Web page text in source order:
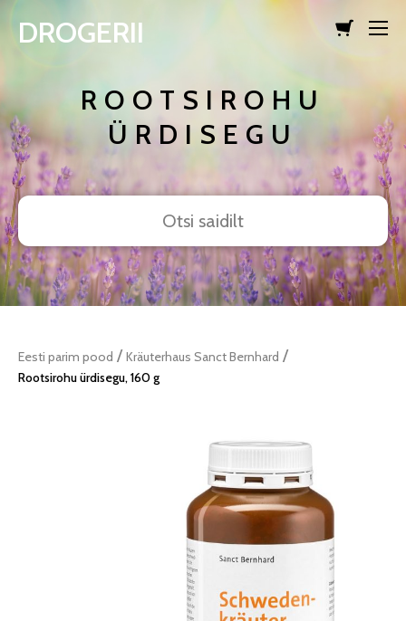
lisati ostukorvi.
DROGERII
ROOTSIROHU
ÜRDISEGU
Eesti parim pood / Kräuterhaus Sanct Bernhard /
Rootsirohu ürdisegu, 160 g